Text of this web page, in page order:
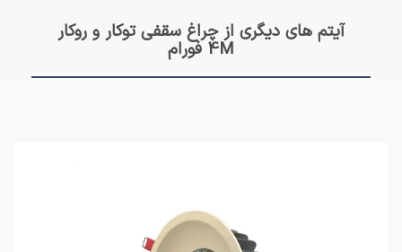
آیتم های دیگری از چراغ سقفی توکار و روکار
4M فورام